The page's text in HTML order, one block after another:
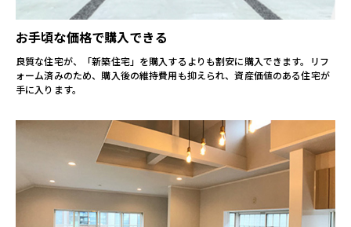
お手頃な価格で購入できる
良質な住宅が、「新築住宅」を購入するよりも割安に購入できます。
リフ
ォーム済みのため、購入後の維持費用も抑えられ、資産価値のある住宅が
手に入ります。